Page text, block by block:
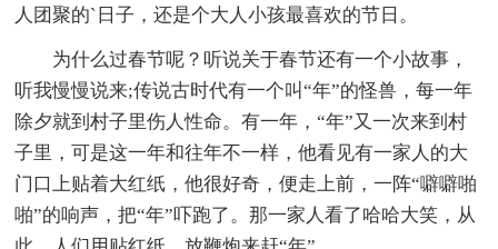
人团聚的`日子，还是个大人小孩最喜欢的节日。
为什么过春节呢？听说关于春节还有一个小故事，
听我慢慢说来;传说古时代有一个叫“年”的怪兽，每一年
除夕就到村子里伤人性命。有一年，“年”又一次来到村
子里，可是这一年和往年不一样，他看见有一家人的大
门口上贴着大红纸，他很好奇，便走上前，一阵“噼噼啪
啪”的响声，把“年”吓跑了。那一家人看了哈哈大笑，从